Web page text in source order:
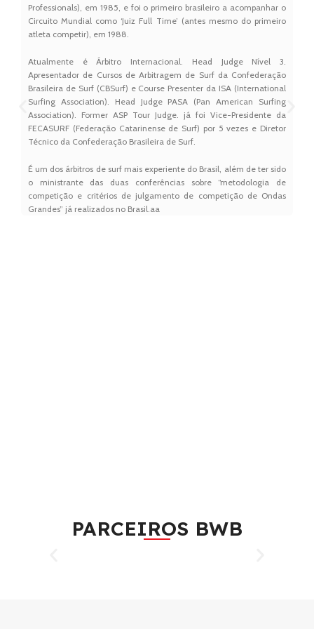
Professionals), em 1985, e foi o primeiro brasileiro a acompanhar o
Circuito Mundial como ‘Juiz Full Time’ (antes mesmo do primeiro
atleta competir), em 1988.
Atualmente é Árbitro Internacional. Head Judge Nível 3.
Apresentador de Cursos de Arbitragem de Surf da Confederação
Brasileira de Surf (CBSurf) e Course Presenter da ISA (International
Surfing Association). Head Judge PASA (Pan American Surfing
Association). Former ASP Tour Judge. já foi Vice-Presidente da
FECASURF (Federação Catarinense de Surf) por 5 vezes e Diretor
Técnico da Confederação Brasileira de Surf.
É um dos árbitros de surf mais experiente do Brasil, além de ter sido
o ministrante das duas conferências sobre “metodologia de
competição e critérios de julgamento de competição de Ondas
Grandes” já realizados no Brasil.aa
PARCEIROS BWB